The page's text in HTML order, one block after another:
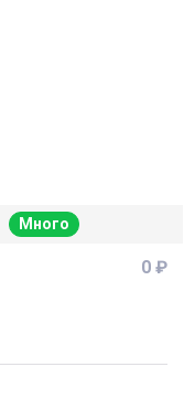
Много
0 ₽